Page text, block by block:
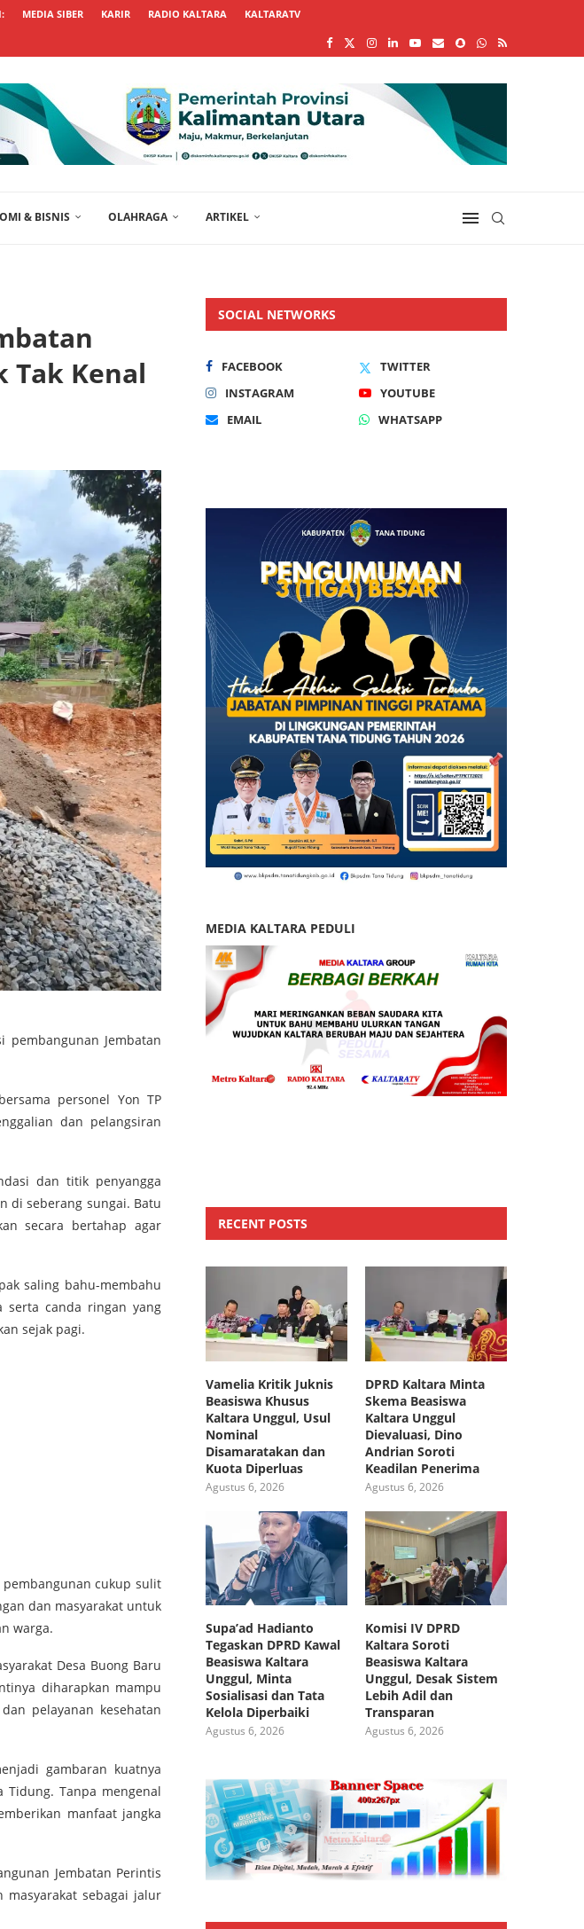
MEDIA SIBER KARIR RADIO KALTARA KALTARATV
& BISNIS OLAHRAGA ARTIKEL
Tak Kenal
Jembatan
personel Yon TP
dan pelangsiran
dan titik penyangga
di seberang sungai. Batu
secara bertahap agar
saling bahu-membahu
serta canda ringan yang
sejak pagi.
cukup sulit
dan masyarakat untuk
warga.
Desa Buong Baru
diharapkan mampu
pelayanan kesehatan
gambaran kuatnya
Tidung. Tanpa mengenal
manfaat jangka
Jembatan Perintis
masyarakat sebagai jalur
SOCIAL NETWORKS
FACEBOOK
TWITTER
INSTAGRAM
YOUTUBE
EMAIL
WHATSAPP
MEDIA KALTARA PEDULI
RECENT POSTS
Vamelia Kritik Juknis
Beasiswa Khusus
Kaltara Unggul, Usul
Nominal
Disamaratakan dan
Kuota Diperluas
Agustus 6, 2026
DPRD Kaltara Minta
Skema Beasiswa
Kaltara Unggul
Dievaluasi, Dino
Andrian Soroti
Keadilan Penerima
Agustus 6, 2026
Supa’ad Hadianto
Tegaskan DPRD Kawal
Beasiswa Kaltara
Unggul, Minta
Sosialisasi dan Tata
Kelola Diperbaiki
Agustus 6, 2026
Komisi IV DPRD
Kaltara Soroti
Beasiswa Kaltara
Unggul, Desak Sistem
Lebih Adil dan
Transparan
Agustus 6, 2026